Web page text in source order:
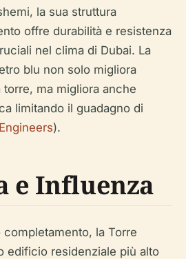
la sua struttura
offre durabilità e resistenza
nel clima di Dubai. La
blu non solo migliora
ma migliora anche
limitando il guadagno di
).
e Influenza
la Torre
edificio residenziale più alto